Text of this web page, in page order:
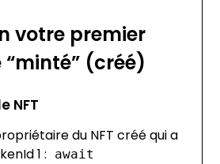
votre premier
“minté” (créé)
NFT
du NFT créé qui a
1 : await